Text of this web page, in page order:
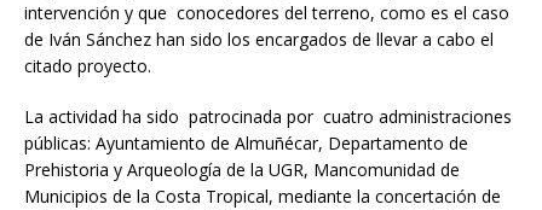
intervención y que conocedores del terreno, como es el caso
de Iván Sánchez han sido los encargados de llevar a cabo el
citado proyecto.
La actividad ha sido patrocinada por cuatro administraciones
públicas: Ayuntamiento de Almuñécar, Departamento de
Prehistoria y Arqueología de la UGR, Mancomunidad de
Municipios de la Costa Tropical, mediante la concertación de